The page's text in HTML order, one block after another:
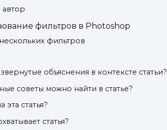
фильтров в Photoshop
фильтров
объяснения в контексте статьи?
советы можно найти в статье?
эта статья?
статья?